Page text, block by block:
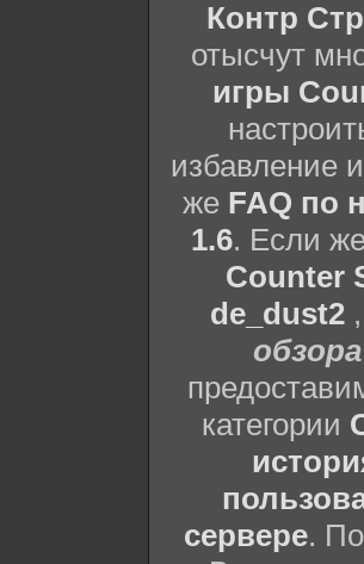
Контр
отысчут
игры
избавление
же FAQ по
1.6. Если
Counter
de_dust2
категории
сервере.